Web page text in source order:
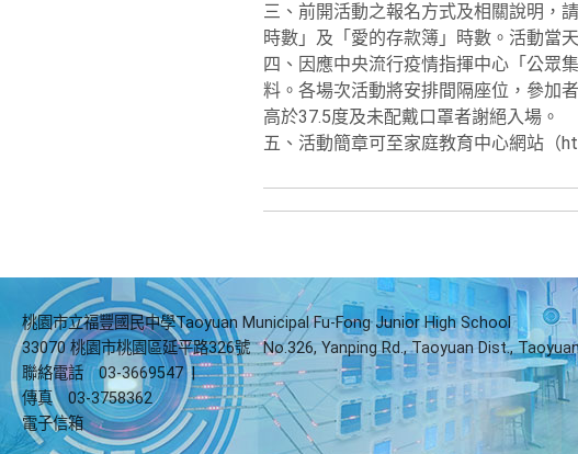
三、前開活動之報名方式及相關說明，
時數」及「愛的存款簿」時數。活動當
四、因應中央流行疫情指揮中心「公眾
料。各場次活動將安排間隔座位，參加
高於37.5度及未配戴口罩者謝絕入場。
五、活動簡章可至家庭教育中心網站（
桃園市立福豐國民中學Taoyuan Municipal Fu-Fong Junior High School
33070 桃園市桃園區延平路326號
No.326, Yanping Rd., Taoyuan Dist.,
聯絡電話
03-3669547 |
傳真
03-3758362
電子信箱